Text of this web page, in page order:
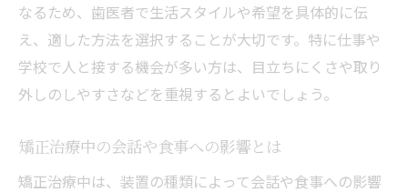
なるため、歯医者で生活スタイルや希望を具体的に伝
え、適した方法を選択することが大切です。特に仕事や
学校で人と接する機会が多い方は、目立ちにくさや取り
外しのしやすさなどを重視するとよいでしょう。
矯正治療中の会話や食事への影響とは
矯正治療中は、装置の種類によって会話や食事への影響